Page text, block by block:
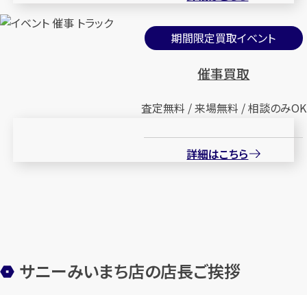
期間限定買取イベント
催事買取
査定無料 / 来場無料 / 相談のみOK
詳細はこちら
サニーみいまち店の店長ご挨拶